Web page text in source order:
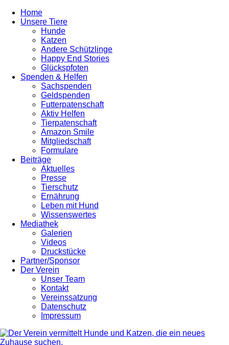
Home
Unsere Tiere
Hunde
Katzen
Andere Schützlinge
Happy End Stories
Glückspfoten
Spenden & Helfen
Sachspenden
Geldspenden
Futterpatenschaft
Aktiv Helfen
Tierpatenschaft
Amazon Smile
Mitgliedschaft
Formulare
Beiträge
Aktuelles
Presse
Tierschutz
Ernährung
Leben mit Hund
Wissenswertes
Mediathek
Galerien
Videos
Druckstücke
Partner/Sponsor
Der Verein
Unser Team
Kontakt
Vereinssatzung
Datenschutz
Impressum